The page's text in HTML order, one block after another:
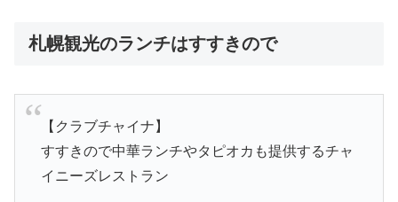
札幌観光のランチはすすきので
【クラブチャイナ】
すすきので中華ランチやタピオカも提供するチャ
イニーズレストラン